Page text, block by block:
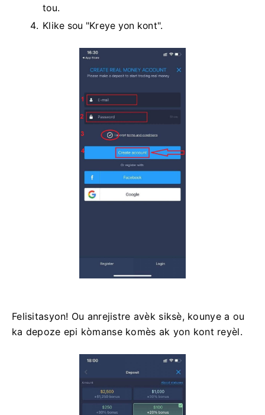
tou.
Klike sou "Kreye yon kont".
Felisitasyon! Ou anrejistre avèk siksè, kounye a ou
ka depoze epi kòmanse komès ak yon kont reyèl.